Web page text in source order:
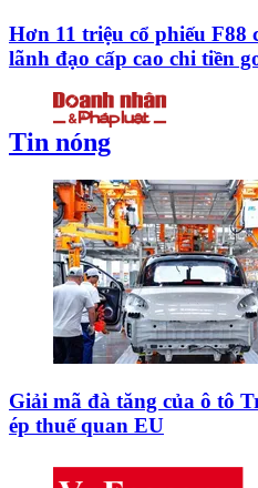
Hơn 11 triệu cổ phiếu F88
lãnh đạo cấp cao chi tiền
Tin nóng
Giải mã đà tăng của ô tô
ép thuế quan EU